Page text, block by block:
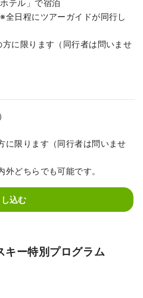
テル」で宿泊
⽇程にツアーガイドが同⾏し
に限ります（同⾏者は問いませ
に限ります（同行者は問いませ
外どちらでも可能です。
込む
キー特別プログラム